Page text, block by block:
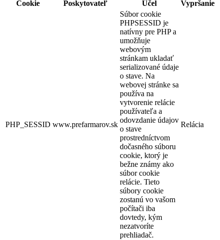
Cookie
Poskytovateľ Účel Vypršanie
PHP_SESSID www.prefarmarov.sk
Súbor cookie
PHPSESSID je
natívny pre PHP a
umožňuje
webovým
stránkam ukladať
serializované údaje
o stave. Na
webovej stránke sa
používa na
vytvorenie relácie
používateľa a
odovzdanie údajov
o stave
prostredníctvom
dočasného súboru
cookie, ktorý je
bežne známy ako
súbor cookie
relácie. Tieto
súbory cookie
zostanú vo vašom
počítači iba
dovtedy, kým
nezatvoríte
prehliadač.
Relácia